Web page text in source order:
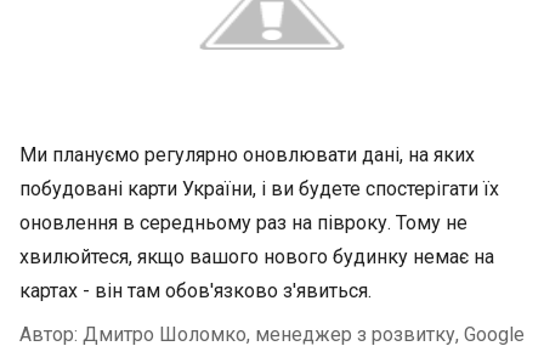
Ми плануємо регулярно оновлювати дані, на яких
побудовані карти України, і ви будете спостерігати їх
оновлення в середньому раз на півроку. Тому не
хвилюйтеся, якщо вашого нового будинку немає на
картах - він там обов'язково з'явиться.
Автор: Дмитро Шоломко, менеджер з розвитку, Google